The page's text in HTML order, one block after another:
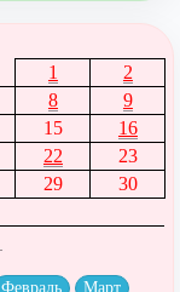
1
2
8
9
15
16
22
23
29
30
Февраль Март